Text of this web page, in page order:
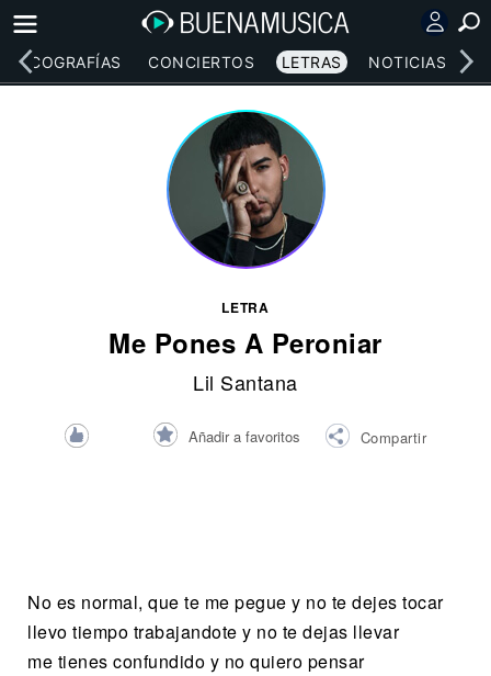
DISCOGRAFÍAS CONCIERTOS LETRAS NOTICIAS
LETRA
Me Pones A Peroniar
Lil Santana
Añadir a favoritos Compartir
No es normal, que te me pegue y no te dejes tocar
llevo tiempo trabajandote y no te dejas llevar
me tienes confundido y no quiero pensar